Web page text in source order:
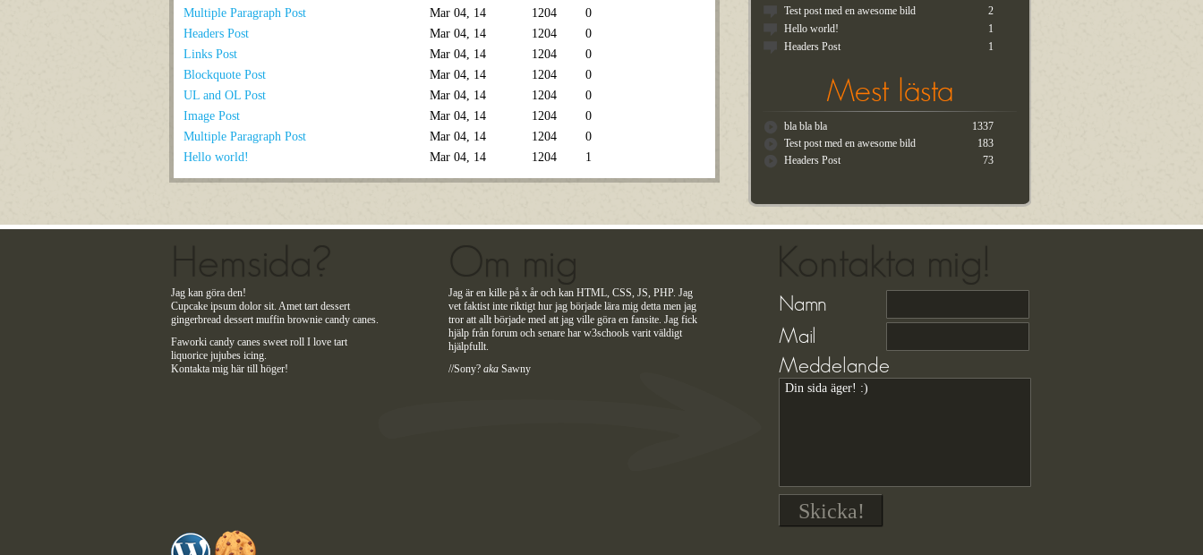
Test post med en awesome bild
2
Hello world!
1
Headers Post
1
Mest lästa
bla bla bla
1337
Test post med en awesome bild
183
Headers Post
73
Multiple Paragraph Post
Mar 04, 14 1204
0
Headers Post
Mar 04, 14 1204
0
Links Post
Mar 04, 14 1204
0
Blockquote Post
Mar 04, 14 1204
0
UL and OL Post
Mar 04, 14 1204
0
Image Post
Mar 04, 14 1204
0
Multiple Paragraph Post
Mar 04, 14 1204
0
Hello world!
Mar 04, 14 1204 1
Jag kan göra den!
Cupcake ipsum dolor sit. Amet tart dessert
gingerbread dessert muffin brownie candy canes.
Faworki candy canes sweet roll I love tart
liquorice jujubes icing.
Kontakta mig här till höger!
Jag är en kille på x år och kan HTML, CSS, JS, PHP. Jag
vet faktist inte riktigt hur jag började lära mig detta men jag
tror att allt började med att jag ville göra en fansite. Jag fick
hjälp från forum och senare har w3schools varit väldigt
hjälpfullt.
//Sony? aka Sawny
Namn
Mail
Meddelande